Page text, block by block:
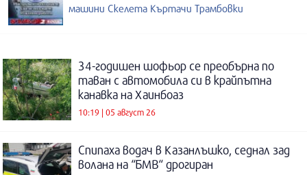
машини Скелета Къртачи Трамбовки
34-годишен шофьор се преобърна по
таван с автомобила си в крайпътна
канавка на Хаинбоаз
10:19 | 05 август 26
Спипаха водач в Казанлъшко, седнал зад
волана на “БМВ“ дрогиран